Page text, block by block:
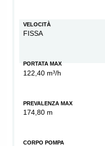
VELOCITÀ
FISSA
PORTATA MAX
122,40 m³/h
PREVALENZA MAX
174,80 m
CORPO POMPA